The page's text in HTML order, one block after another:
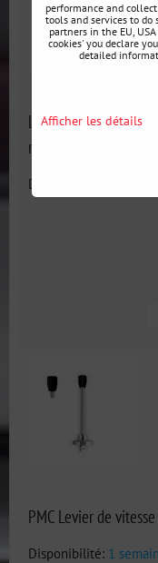
Levier de vitesse
raccourci BMW E30/
Disponibilité:
PMC Levier de
Disponibilité: 1
performance and
tools and services to
partners in the EU,
cookies' you declare
detailed
Afficher les détails